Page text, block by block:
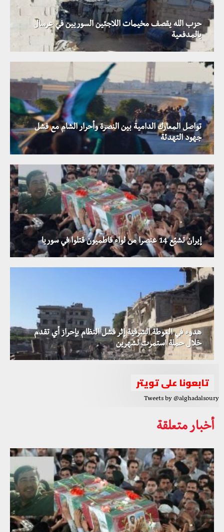
حزب الله يقصف مخيمات اللاجئين السوريين في عرسال
بالمدفعية
تواصل المعارك الدامية بين النصرة وأحرار الشام مع فشل
جهود التهدئة
إيران تشيّع 14 عنصرا من لواء فاطميون قتلوا في سوريا
هدوء في الغوطة الشرقية إثر فشل النظام بإحراز أي تقدم
خلال حملة استمرت لشهرين
تابعونا على تويتر
Tweets by @alghadalsoury
أخبار متعلقة